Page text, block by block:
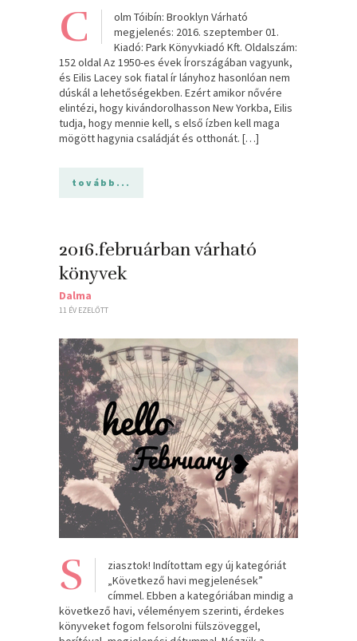
C
olm Tóibín: Brooklyn Várható
megjelenés: 2016. szeptember 01.
Kiadó: Park Könyvkiadó Kft. Oldalszám:
152 oldal Az 1950-es évek Írországában vagyunk,
és Eilis Lacey sok fiatal ír lányhoz hasonlóan nem
dúskál a lehetőségekben. Ezért amikor nővére
elintézi, hogy kivándorolhasson New Yorkba, Eilis
tudja, hogy mennie kell, s első ízben kell maga
mögött hagynia családját és otthonát. […]
tovább...
2016.februárban várható
könyvek
Dalma
11 ÉV EZELŐTT
S
ziasztok! Indítottam egy új kategóriát
„Következő havi megjelenések”
címmel. Ebben a kategóriában mindig a
következő havi, véleményem szerinti, érdekes
könyveket fogom felsorolni fülszöveggel,